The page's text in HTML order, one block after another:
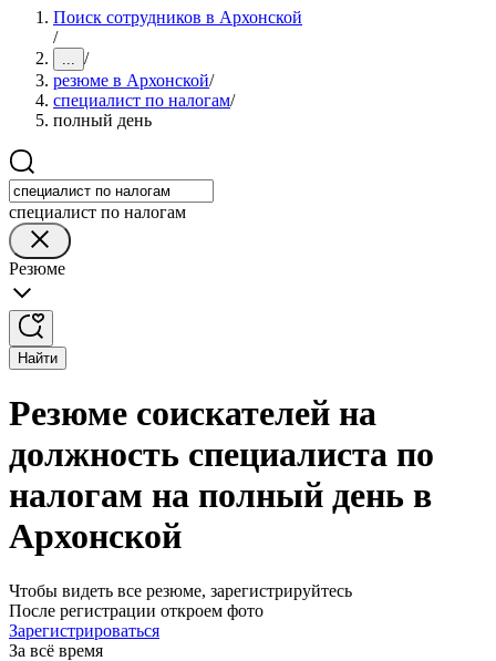
Поиск сотрудников в Архонской
/
... /
резюме в Архонской/
специалист по налогам/
полный день
специалист по налогам
Резюме
Найти
Резюме соискателей на
должность специалиста по
налогам на полный день в
Архонской
Чтобы видеть все резюме, зарегистрируйтесь
После регистрации откроем фото
Зарегистрироваться
За всё время